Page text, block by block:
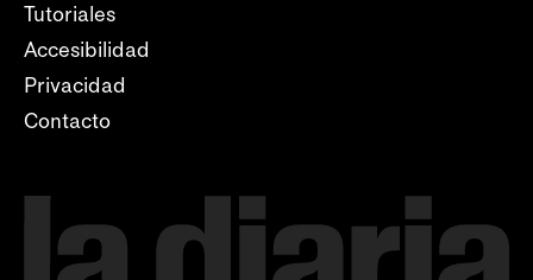
Tutoriales
Accesibilidad
Privacidad
Contacto